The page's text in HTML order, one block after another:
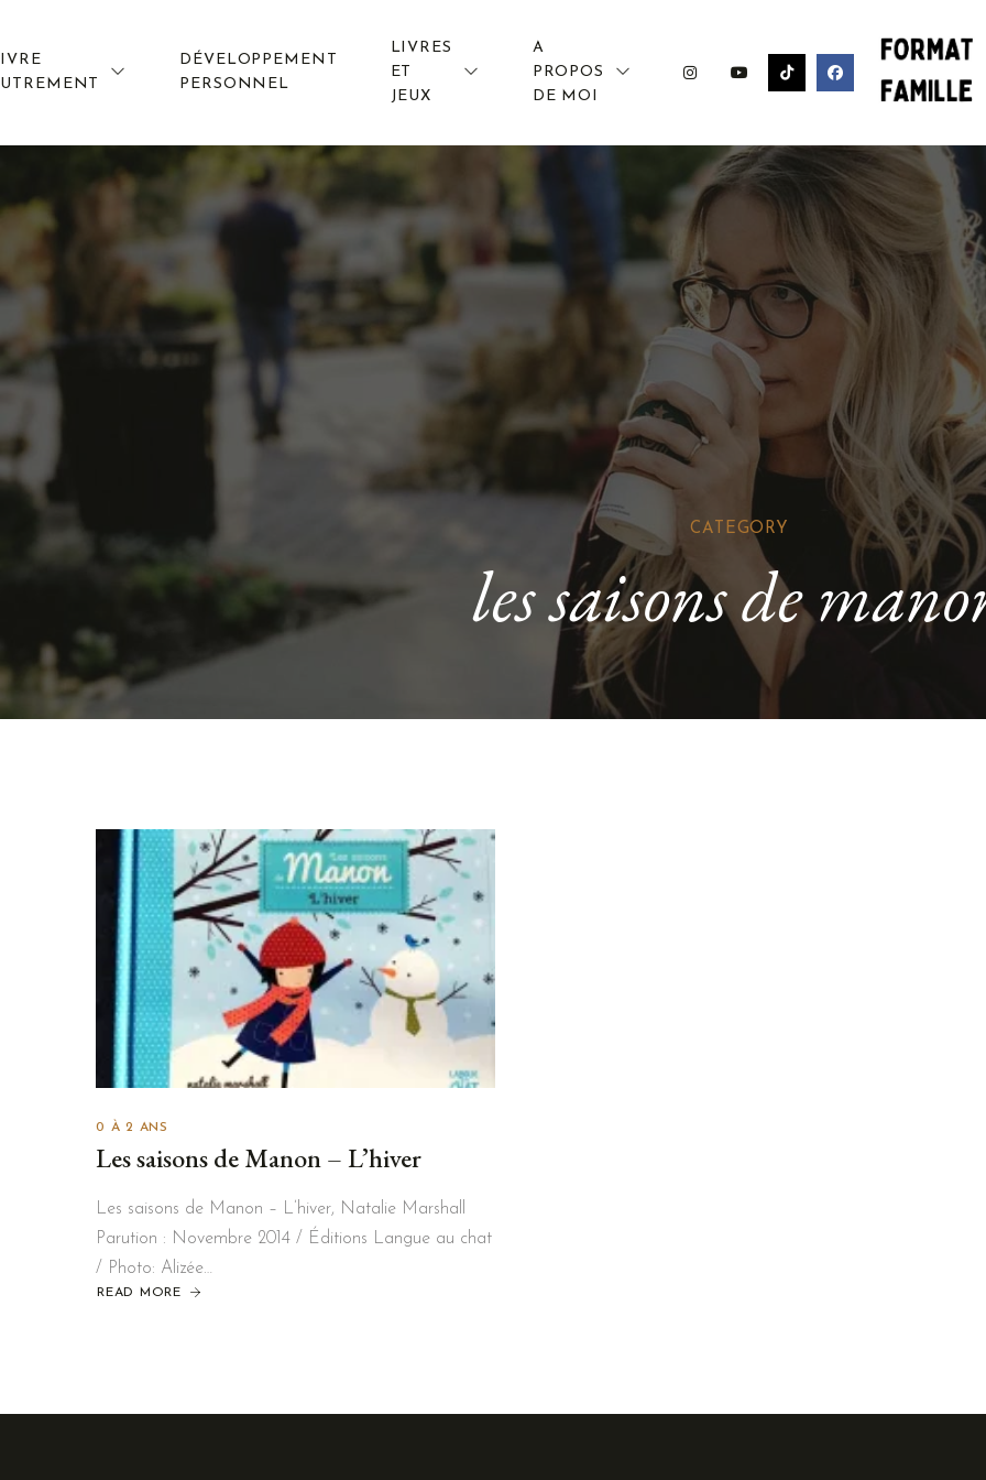
DÉVELOPPEMENT
PERSONNEL
LIVRES
ET
JEUX
A
PROPOS
DE MOI
CATEGORY
les saisons de
0 À 2 ANS
Les saisons de Manon – L’hiver
Les saisons de Manon – L’hiver, Natalie Marshall
Parution : Novembre 2014 / Éditions Langue au chat
/ Photo: Alizée…
READ MORE